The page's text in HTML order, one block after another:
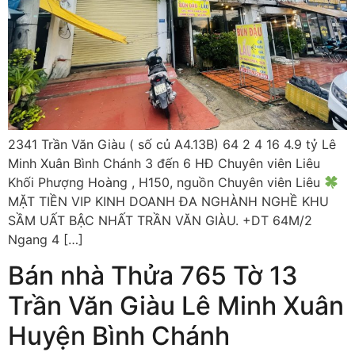
2341 Trần Văn Giàu ( số củ A4.13B) 64 2 4 16 4.9 tỷ Lê
Minh Xuân Bình Chánh 3 đến 6 HĐ Chuyên viên Liêu
Khối Phượng Hoàng , H150, nguồn Chuyên viên Liêu
MẶT TIỀN VIP KINH DOANH ĐA NGHÀNH NGHỀ KHU
SẦM UẤT BẬC NHẤT TRẦN VĂN GIÀU. +DT 64M/2
Ngang 4 […]
Bán nhà Thửa 765 Tờ 13
Trần Văn Giàu Lê Minh Xuân
Huyện Bình Chánh